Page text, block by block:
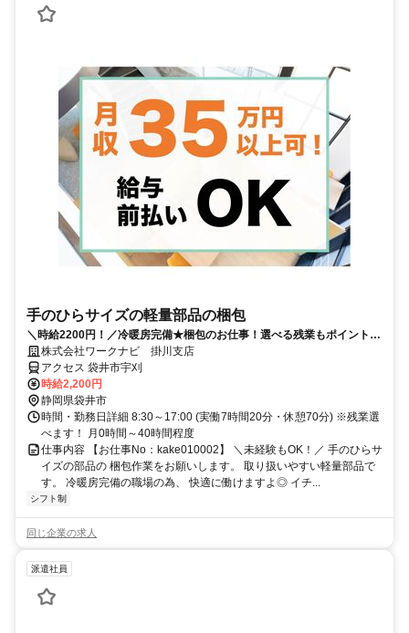
手のひらサイズの軽量部品の梱包
＼時給2200円！／冷暖房完備★梱包のお仕事！選べる残業もポイント◎
日勤のみ！嬉しい土日休み
株式会社ワークナビ 掛川支店
アクセス 袋井市宇刈
時給2,200円
静岡県袋井市
時間・勤務日詳細 8:30～17:00 (実働7時間20分・休憩70分) ※残業選
べます！ 月0時間～40時間程度
仕事内容 【お仕事No：kake010002】 ＼未経験もOK！／ 手のひらサ
イズの部品の 梱包作業をお願いします。 取り扱いやすい軽量部品で
す。 冷暖房完備の職場の為、 快適に働けますよ◎ イチ...
シフト制
同じ企業の求人
派遣社員